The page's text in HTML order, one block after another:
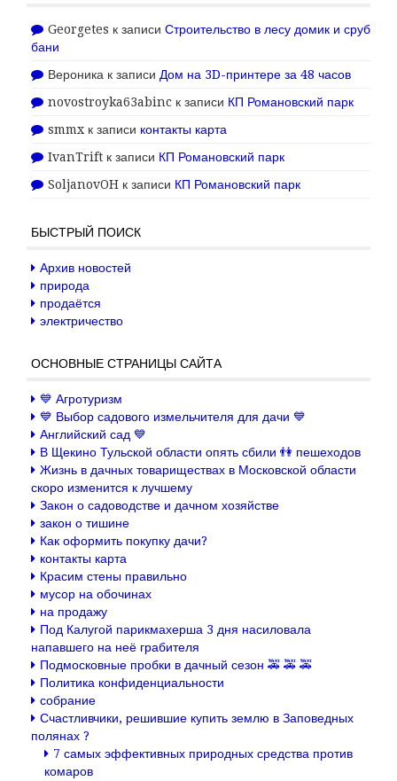
Georgetes к записи Строительство в лесу домик и сруб
бани
Вероника к записи Дом на 3D-принтере за 48 часов
novostroyka63abinc к записи КП Романовский парк
smmx к записи контакты карта
IvanTrift к записи КП Романовский парк
SoljanovOH к записи КП Романовский парк
БЫСТРЫЙ ПОИСК
Архив новостей
природа
продаётся
электричество
ОСНОВНЫЕ СТРАНИЦЫ САЙТА
💙 Агротуризм
💙 Выбор садового измельчителя для дачи 💙
Английский сад 💙
В Щекино Тульской области опять сбили 👫 пешеходов
Жизнь в дачных товариществах в Московской области
скоро изменится к лучшему
Закон о садоводстве и дачном хозяйстве
закон о тишине
Как оформить покупку дачи?
контакты карта
Красим стены правильно
мусор на обочинах
на продажу
Под Калугой парикмахерша 3 дня насиловала
напавшего на неё грабителя
Подмосковные пробки в дачный сезон 🚕 🚕 🚕
Политика конфиденциальности
собрание
Счастливчики, решившие купить землю в Заповедных
полянах ?
7 самых эффективных природных средства против
комаров